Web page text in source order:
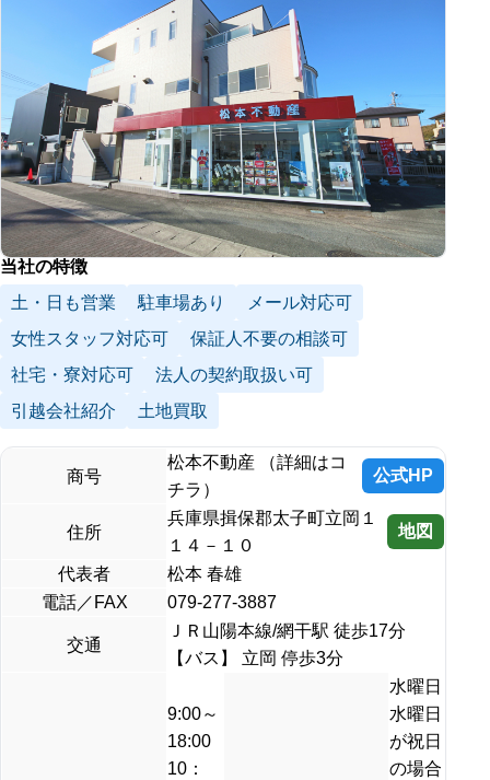
当社の特徴
土・日も営業
駐車場あり
メール対応可
女性スタッフ対応可
保証人不要の相談可
社宅・寮対応可
法人の契約取扱い可
引越会社紹介
土地買取
商号
松本不動産 （詳細はコ
チラ）
公式HP
住所
兵庫県揖保郡太子町立岡１
１４－１０
地図
代表者
松本 春雄
電話／FAX
079-277-3887
交通
ＪＲ山陽本線/網干駅 徒歩17分
【バス】 立岡 停歩3分
9:00～
18:00
10：
水曜日
水曜日
が祝日
の場合